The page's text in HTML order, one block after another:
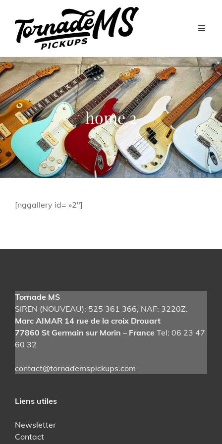
home 2
[nggallery id= »2″]
Tornade MS
SIREN (NOUVEAU): 525 361 366, NAF: 3220Z.
Marc AIMAR 14 rue de la croix Drouart
77860 St Germain sur Morin – France Tel: 06 23 47
60 32
contact@tornademspickups.com
Liens utiles
Newsletter
Contact